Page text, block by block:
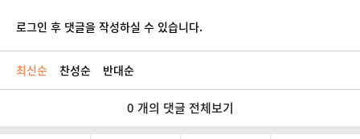
로그인 후 댓글을 작성하실 수 있습니다.
최신순 찬성순 반대순
0 개의 댓글 전체보기